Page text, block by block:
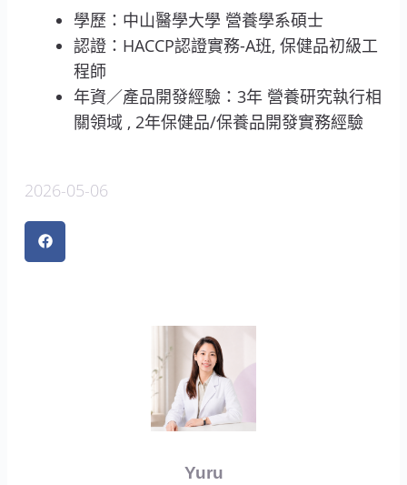
學歷：中山醫學大學 營養學系碩士
認證：HACCP認證實務-A班, 保健品初級工
程師
年資／產品開發經驗：3年 營養研究執行相
關領域 , 2年保健品/保養品開發實務經驗
2026-05-06
Yuru